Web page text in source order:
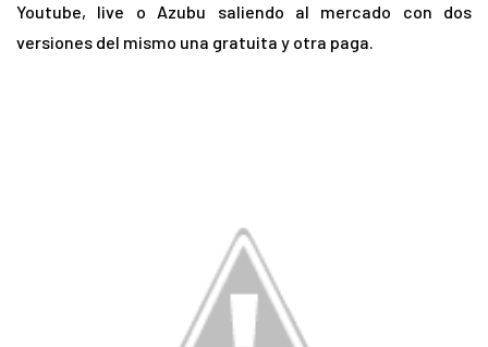
Youtube, live o Azubu saliendo al mercado con dos
versiones del mismo una gratuita y otra paga.